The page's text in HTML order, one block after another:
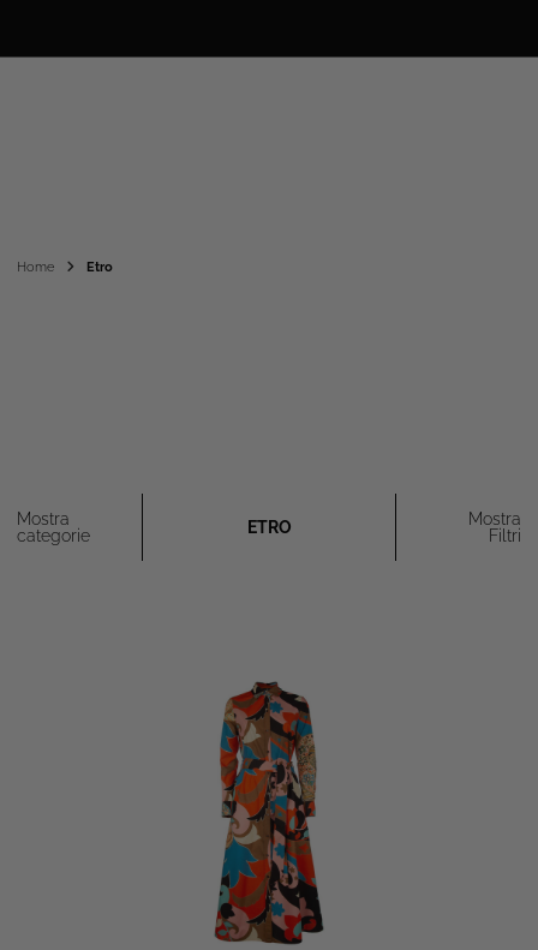
Home Etro
Mostra
categorie
ETRO
Mostra
Filtri